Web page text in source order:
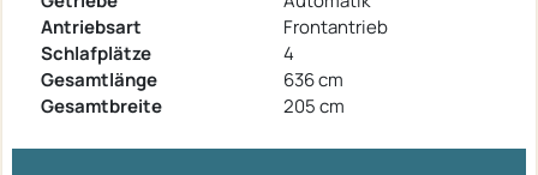
Antriebsart
Frontantrieb
Schlafplätze
4
Gesamtlänge
636 cm
Gesamtbreite
205 cm